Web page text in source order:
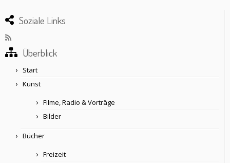
Soziale Links
Überblick
Start
Kunst
Filme, Radio & Vorträge
Bilder
Bücher
Freizeit